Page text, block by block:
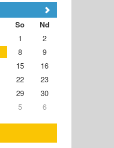
So Nd
1
2
8
9
15
16
22
23
29
30
5 6